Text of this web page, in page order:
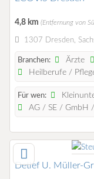
4,8 km (Entfernung von
1307 Dresden,
Branchen: Ärzte
Heilberufe /
Für wen:
AG / SE / GmbH
Detlef U. Müller-